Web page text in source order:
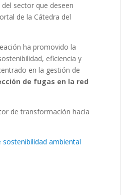
sector que deseen
de la Cátedra del
ha promovido la
eficiencia y
en la gestión de
de fugas en la red
de transformación hacia
ambiental